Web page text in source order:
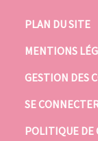
PLAN DU SITE
MENTIONS
GESTION DES
SE
POLITIQUE